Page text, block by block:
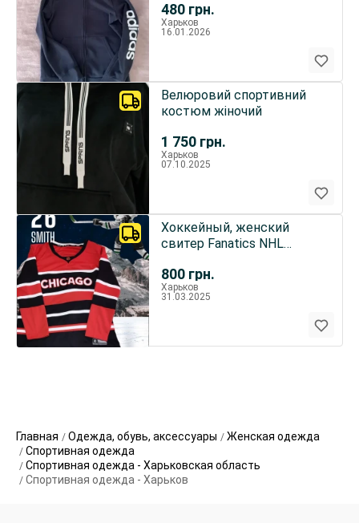
480 грн.
Харьков
16.01.2026
1 750 грн.
Велюровий спортивний
костюм жіночий
Харьков
07.10.2025
800 грн.
Хоккейный, женский
свитер Fanatics NHL
Харьков
31.03.2025
Главная Одежда, обувь, аксессуары
Женская одежда
Спортивная одежда
Спортивная одежда - Харьковская область
Спортивная одежда - Харьков